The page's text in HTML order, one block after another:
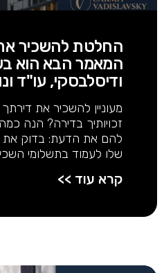
החלטת להשכיר
המאמר הבא הוא
ודיסלבסקי, עו"ד
מעוניין להשכיר את
זכויותיך בדירה? הנה
להם את הדעת: בדוק את
שלו לעמוד בתשלומי
קרא עוד >>